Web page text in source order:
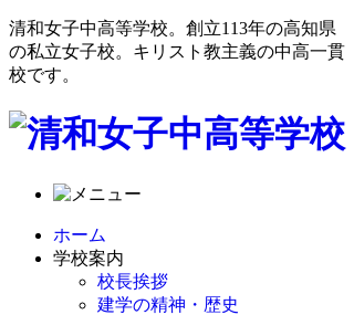
清和女子中高等学校。創立113年の高知県
の私立女子校。キリスト教主義の中高一貫
校です。
ホーム
学校案内
校長挨拶
建学の精神・歴史